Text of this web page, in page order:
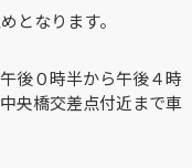
となります。
後０時半から午後４時
央橋交差点付近まで車